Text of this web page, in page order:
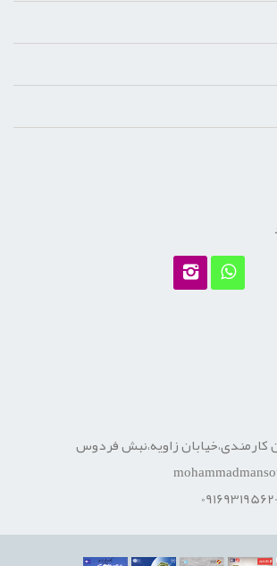
کارمندی،خیابان زاویه،نبش فردوس